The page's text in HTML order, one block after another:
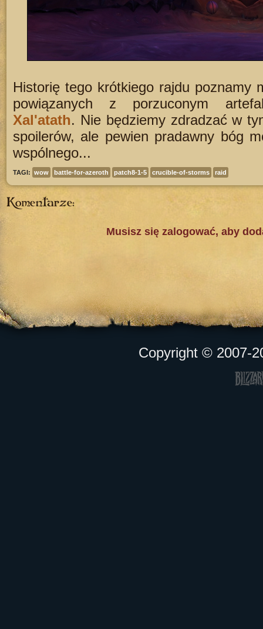
Historię tego krótkiego rajdu poznamy
powiązanych z porzuconym
Xal'atath. Nie będziemy zdradzać w
spoilerów, ale pewien pradawny bóg
wspólnego...
TAGI: wow battle-for-azeroth patch8-1-5 crucible-of-storms raid
Komentarze:
Musisz się zalogować, aby
Copyright © 2007-